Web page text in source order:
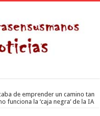
de emprender un camino tan
funciona la ‘caja negra’ de la IA